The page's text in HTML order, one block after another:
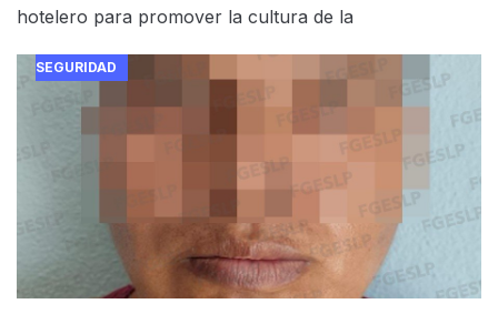
hotelero para promover la cultura de la
SEGURIDAD